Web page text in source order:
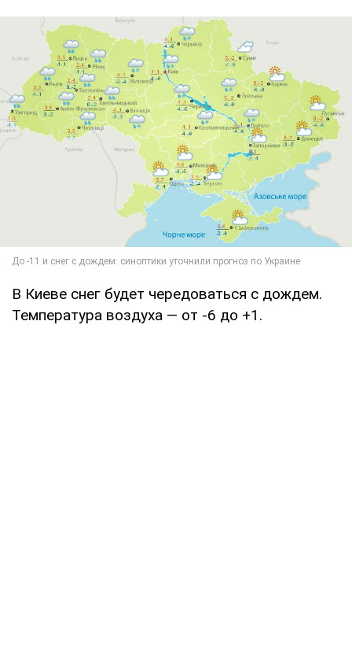
В Киеве снег будет чередоваться с дождем.
Температура воздуха — от -6 до +1.